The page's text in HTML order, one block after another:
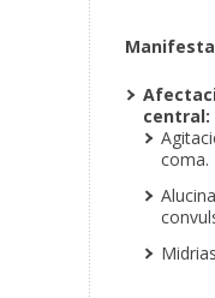
central:
coma.